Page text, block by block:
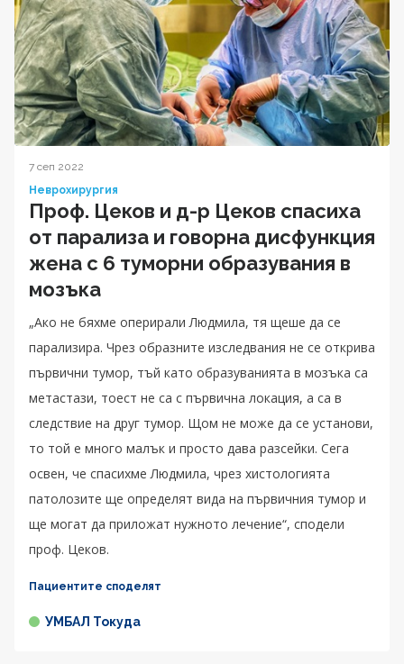
7 сеп 2022
Неврохирургия
Проф. Цеков и д-р Цеков спасиха
от парализа и говорна дисфункция
жена с 6 туморни образувания в
мозъка
„Ако не бяхме оперирали Людмила, тя щеше да се
парализира. Чрез образните изследвания не се открива
първични тумор, тъй като образуванията в мозъка са
метастази, тоест не са с първична локация, а са в
следствие на друг тумор. Щом не може да се установи,
то той е много малък и просто дава разсейки. Сега
освен, че спасихме Людмила, чрез хистологията
патолозите ще определят вида на първичния тумор и
ще могат да приложат нужното лечение“, сподели
проф. Цеков.
Пациентите споделят
УМБАЛ Токуда